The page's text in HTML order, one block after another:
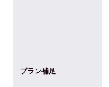
プラン補足